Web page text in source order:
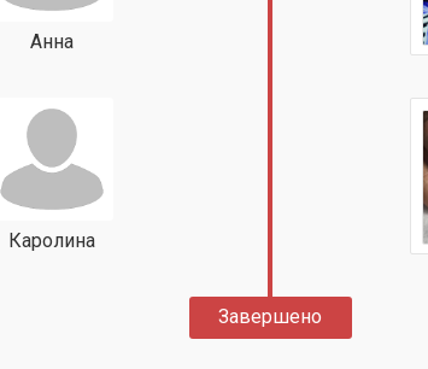
Анна
Каролина
Завершено